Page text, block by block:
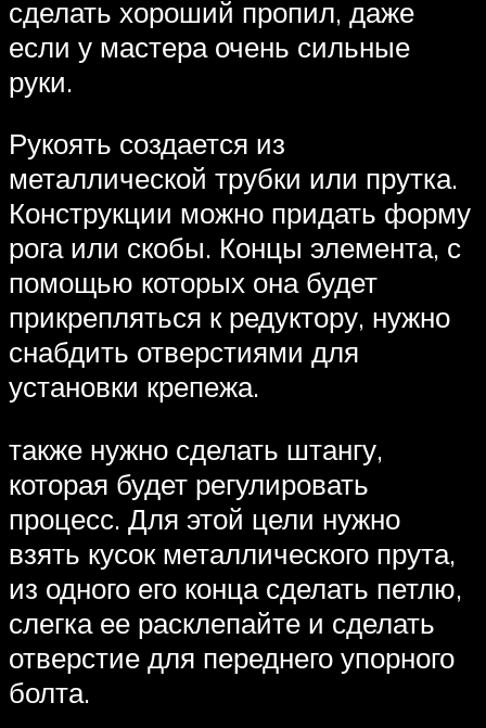
сделать хороший пропил, даже
если у мастера очень сильные
руки.
Рукоять создается из
металлической трубки или прутка.
Конструкции можно придать форму
рога или скобы. Концы элемента, с
помощью которых она будет
прикрепляться к редуктору, нужно
снабдить отверстиями для
установки крепежа.
также нужно сделать штангу,
которая будет регулировать
процесс. Для этой цели нужно
взять кусок металлического прута,
из одного его конца сделать петлю,
слегка ее расклепайте и сделать
отверстие для переднего упорного
болта.